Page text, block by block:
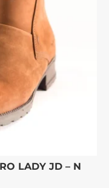
LADY JD – N